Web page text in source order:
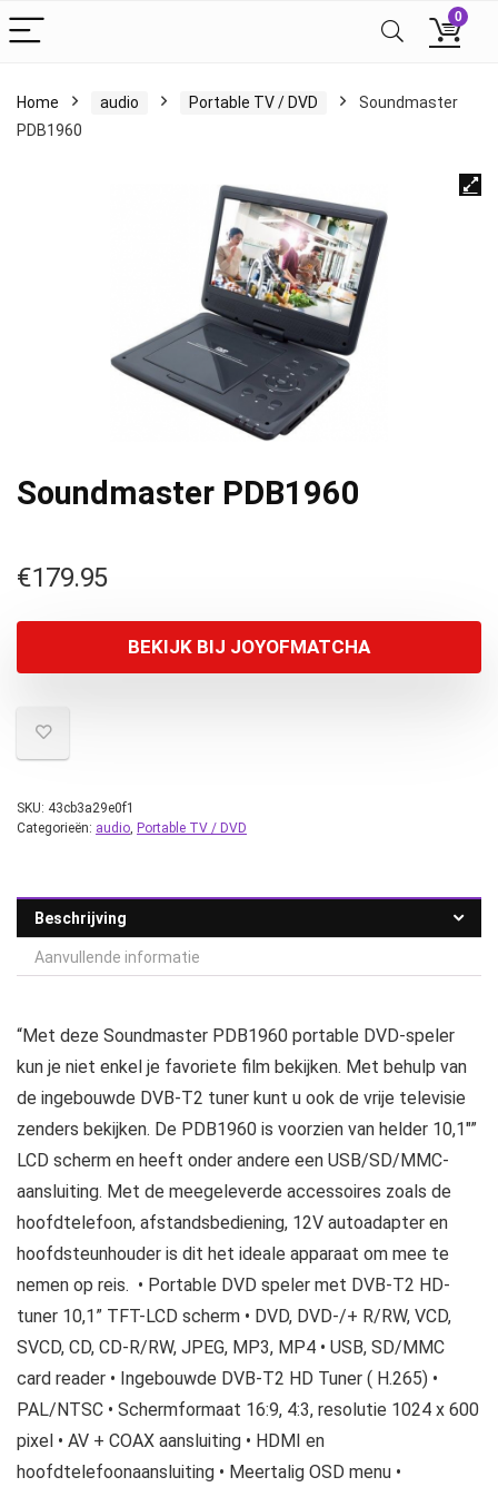
0
Home audio Portable TV / DVD
Soundmaster
PDB1960
Soundmaster PDB1960
€179.95
BEKIJK BIJ JOYOFMATCHA
SKU: 43cb3a29e0f1
Categorieën: audio, Portable TV / DVD
Beschrijving
Aanvullende informatie
“Met deze Soundmaster PDB1960 portable DVD-speler
kun je niet enkel je favoriete film bekijken. Met behulp van
de ingebouwde DVB-T2 tuner kunt u ook de vrije televisie
zenders bekijken. De PDB1960 is voorzien van helder 10,1″”
LCD scherm en heeft onder andere een USB/SD/MMC-
aansluiting. Met de meegeleverde accessoires zoals de
hoofdtelefoon, afstandsbediening, 12V autoadapter en
hoofdsteunhouder is dit het ideale apparaat om mee te
nemen op reis. • Portable DVD speler met DVB-T2 HD-
tuner 10,1” TFT-LCD scherm • DVD, DVD-/+ R/RW, VCD,
SVCD, CD, CD-R/RW, JPEG, MP3, MP4 • USB, SD/MMC
card reader • Ingebouwde DVB-T2 HD Tuner ( H.265) •
PAL/NTSC • Schermformaat 16:9, 4:3, resolutie 1024 x 600
pixel • AV + COAX aansluiting • HDMI en
hoofdtelefoonaansluiting • Meertalig OSD menu •